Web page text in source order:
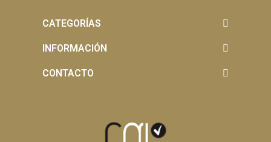
CATEGORÍAS
INFORMACIÓN
CONTACTO